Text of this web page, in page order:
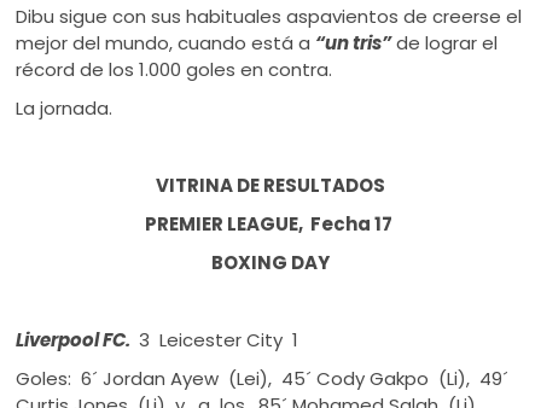
Dibu sigue con sus habituales aspavientos de creerse el
mejor del mundo, cuando está a “un tris”de lograr el
récord de los 1.000 goles en contra.
La jornada.
VITRINA DE RESULTADOS
PREMIER LEAGUE, Fecha 17
BOXING DAY
Liverpool FC. 3 Leicester City 1
Goles: 6´ Jordan Ayew (Lei), 45´ Cody Gakpo (Li), 49´